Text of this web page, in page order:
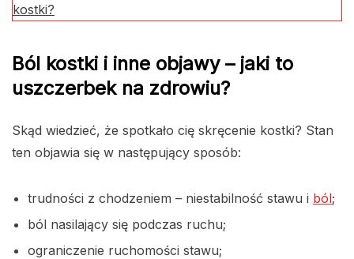
kostki?
Ból kostki i inne objawy – jaki to
uszczerbek na zdrowiu?
Skąd wiedzieć, że spotkało cię skręcenie kostki? Stan
ten objawia się w następujący sposób:
trudności z chodzeniem – niestabilność stawu i ból;
ból nasilający się podczas ruchu;
ograniczenie ruchomości stawu;